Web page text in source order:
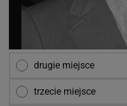
drugie miejsce
trzecie miejsce